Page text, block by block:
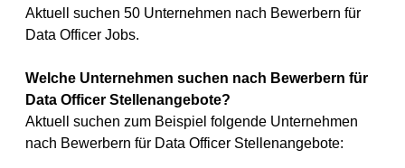
Aktuell suchen 50 Unternehmen nach Bewerbern für
Data Officer Jobs.
Welche Unternehmen suchen nach Bewerbern für
Data Officer Stellenangebote?
Aktuell suchen zum Beispiel folgende Unternehmen
nach Bewerbern für Data Officer Stellenangebote: